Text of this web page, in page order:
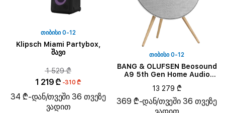
System Components
გამომავალი სიმძლავრე
Battery Current Capacity
ᲗᲘᲑᲘᲡᲘ 0-12
Klipsch Miami Partybox,
შავი
1 529 ₾
1 219 ₾ -310 ₾
34 ₾-დან/თვეში 36 თვეზე
ვადით
ᲗᲘᲑᲘᲡᲘ 0-12
BANG & OLUFSEN Beosound
A9 5th Gen Home Audio
13 279 ₾
369 ₾-დან/თვეში 36 თვეზე